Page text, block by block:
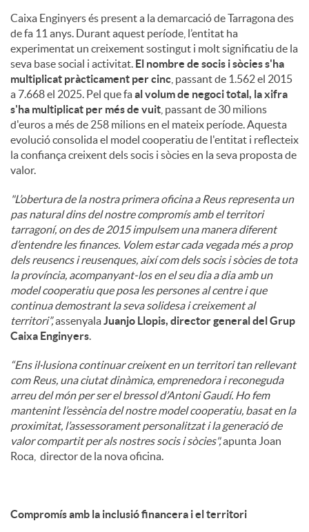
Caixa Enginyers és present a la demarcació de Tarragona des
de fa 11 anys. Durant aquest període, l’entitat ha
experimentat un creixement sostingut i molt significatiu de la
seva base social i activitat. El nombre de socis i sòcies s'ha
multiplicat pràcticament per cinc , passant de 1.562 el 2015
a 7.668 el 2025. Pel que faal volum de negoci total, la xifra
s'ha multiplicat per més de vuit , passant de 30 milions
d'euros a més de 258 milions en el mateix període. Aquesta
evolució consolida el model cooperatiu de l'entitat i reflecteix
la confiança creixent dels socis i sòcies en la seva proposta de
valor.
"L’obertura de la nostra primera oficina a Reus representa un
pas natural dins del nostre compromís amb el territori
tarragoní, on des de 2015 impulsem una manera diferent
d’entendre les finances. Volem estar cada vegada més a prop
dels reusencs i reusenques, així com dels socis i sòcies de tota
la província, acompanyant-los en el seu dia a dia amb un
model cooperatiu que posa les persones al centre i que
continua demostrant la seva solidesa i creixement al
territori”,assenyalaJuanjo Llopis, director general del Grup
Caixa Enginyers.
“Ens il·lusiona continuar creixent en un territori tan rellevant
com Reus, una ciutat dinàmica, emprenedora i reconeguda
arreu del món per ser el bressol d’Antoni Gaudí. Ho fem
mantenint l’essència del nostre model cooperatiu, basat en la
proximitat, l’assessorament personalitzat i la generació de
valor compartit per als nostres socis i sòcies",apunta Joan
Roca, director de la nova oficina.
Compromís amb la inclusió financera i el territori